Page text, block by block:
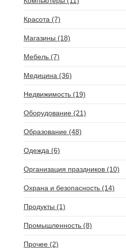
Красота (7)
Магазины (18)
Мебель (7)
Медицина (36)
Недвижимость (19)
Оборудование (21)
Образование (48)
Одежда (6)
Организация праздников (10)
Охрана и безопасность (14)
Продукты (1)
Промышленность (8)
Прочее (2)